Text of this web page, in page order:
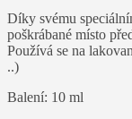
Díky svému
poškrábané místo
Používá se na
..)
Balení: 10 ml